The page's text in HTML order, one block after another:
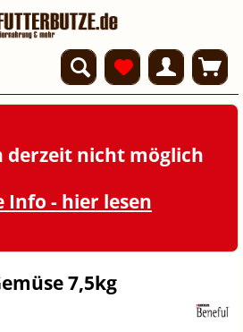
derzeit nicht möglich
Info - hier lesen
7,5kg